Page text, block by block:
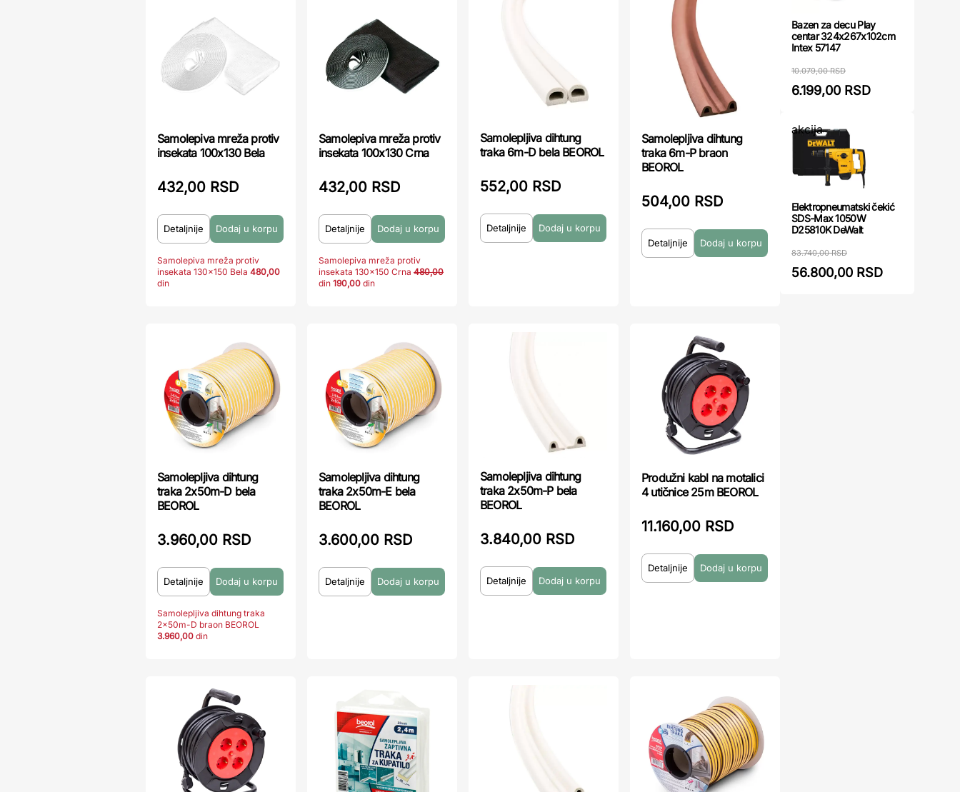
Samolepiva mreža protiv
insekata 100x130 Bela
432,00 RSD
Detaljnije
Samolepiva mreža protiv
insekata 130x150 Bela 480,00
din
Samolepiva mreža protiv
insekata 100x130 Crna
432,00 RSD
Detaljnije
Samolepiva mreža protiv
insekata 130x150 Crna 480,00
din 190,00 din
Samolepljiva dihtung
traka 6m-D bela BEOROL
552,00 RSD
Detaljnije
Samolepljiva dihtung
traka 6m-P braon
BEOROL
504,00 RSD
Detaljnije
Samolepljiva dihtung
traka 2x50m-D bela
BEOROL
3.960,00 RSD
Detaljnije
Samolepljiva dihtung traka
2x50m-D braon BEOROL
3.960,00 din
Samolepljiva dihtung
traka 2x50m-E bela
BEOROL
3.600,00 RSD
Detaljnije
Samolepljiva dihtung
traka 2x50m-P bela
BEOROL
3.840,00 RSD
Detaljnije
Produžni kabl na motalici
4 utičnice 25m BEOROL
11.160,00 RSD
Detaljnije
Bazen za decu Play
centar 324x267x102cm
Intex 57147
10.079,00 RSD
6.199,00 RSD
akcija
Elektropneumatski čekić
SDS-Max 1050W
D25810K DeWalt
83.740,00 RSD
56.800,00 RSD